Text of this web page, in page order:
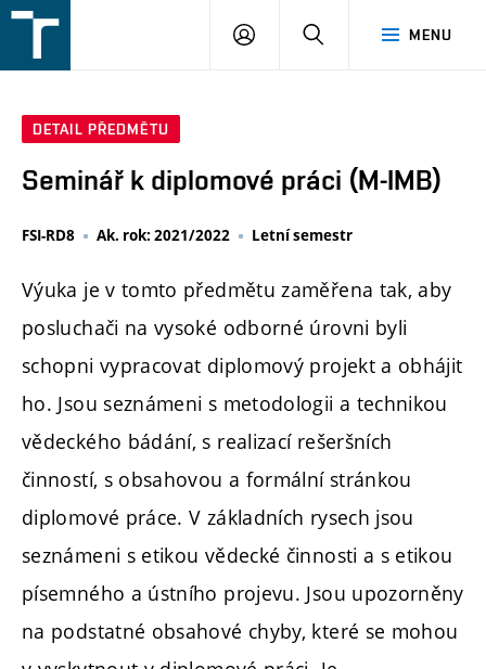
v
MENU
PŘIHLÁŠENÍ
DETAIL PŘEDMĚTU
Seminář k diplomové práci (M-IMB)
FSI-RD8 Ak. rok: 2021/2022 Letní semestr
Výuka je v tomto předmětu zaměřena tak, aby
posluchači na vysoké odborné úrovni byli
schopni vypracovat diplomový projekt a obhájit
ho. Jsou seznámeni s metodologii a technikou
vědeckého bádání, s realizací rešeršních
činností, s obsahovou a formální stránkou
diplomové práce. V základních rysech jsou
seznámeni s etikou vědecké činnosti a s etikou
písemného a ústního projevu. Jsou upozorněny
na podstatné obsahové chyby, které se mohou